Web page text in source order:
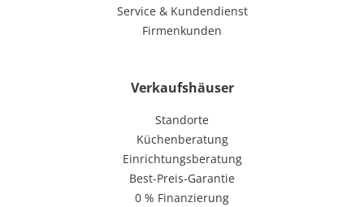
Service & Kundendienst
Firmenkunden
Verkaufshäuser
Standorte
Küchenberatung
Einrichtungsberatung
Best-Preis-Garantie
0 % Finanzierung